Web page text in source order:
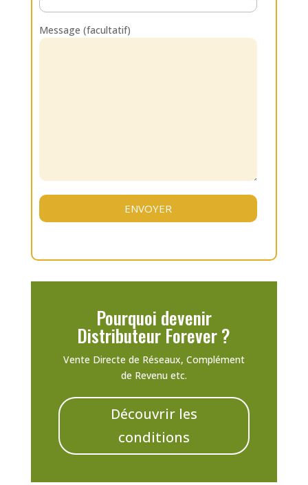
Message (facultatif)
Pourquoi devenir
Distributeur Forever ?
Vente Directe de Réseaux, Complément
de Revenu etc.
Découvrir les
conditions